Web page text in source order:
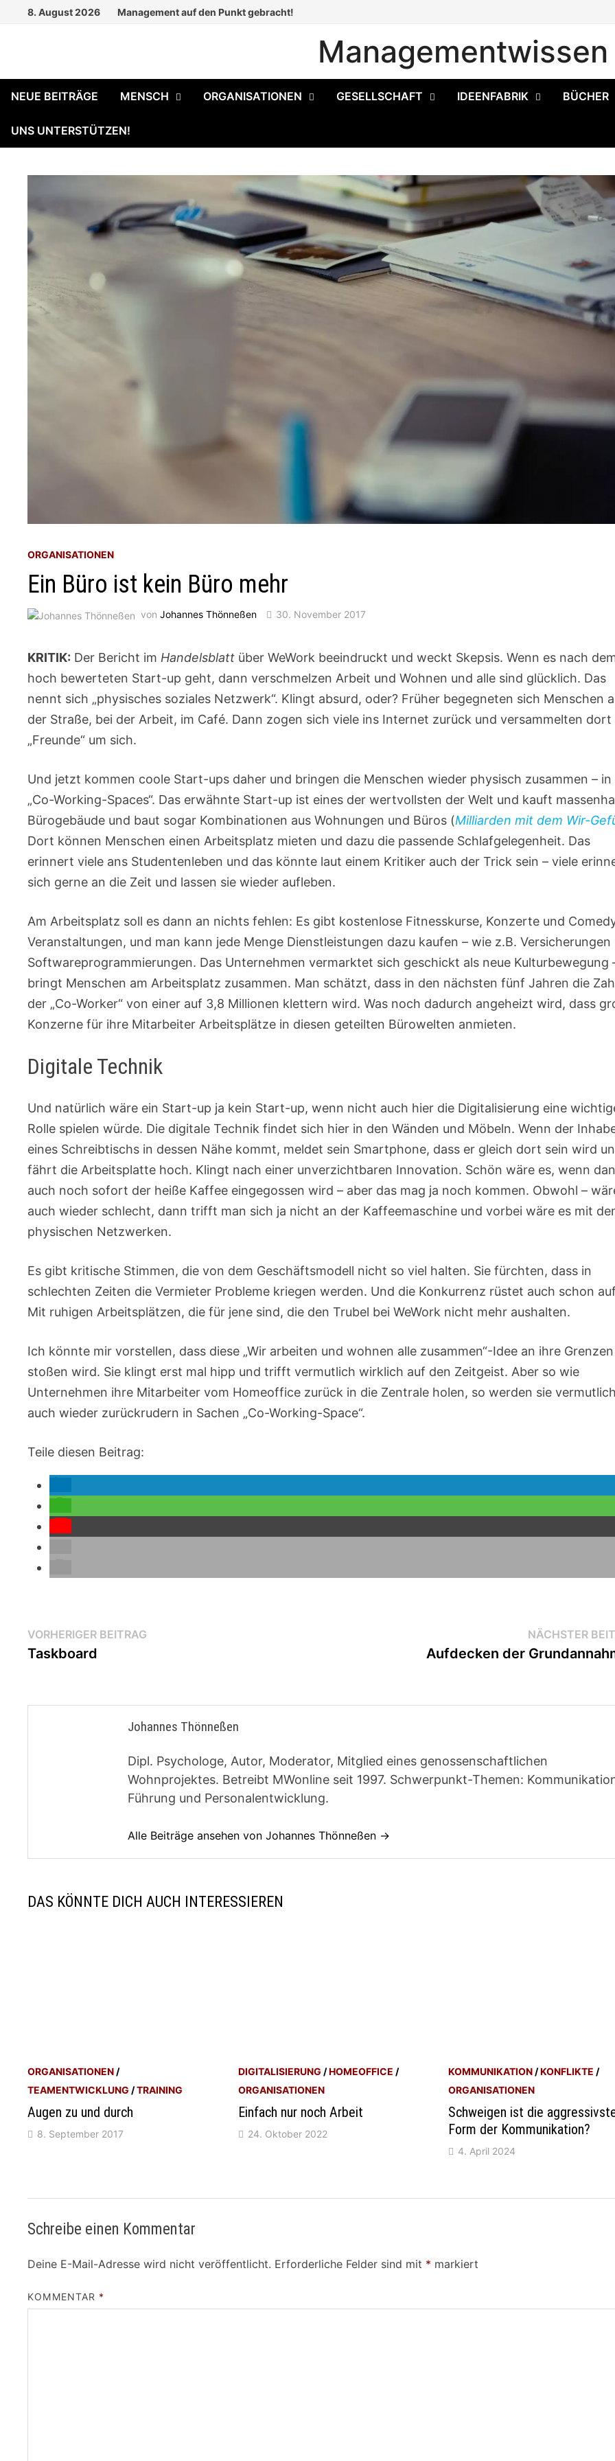
8. August 2026 Management auf den Punkt gebracht!
NEUE BEITRÄGE MENSCH ORGANISATIONEN GESELLSCHAFT IDEENFABRIK BÜCHER
UNS UNTERSTÜTZEN!
ORGANISATIONEN
Ein Büro ist kein Büro mehr
vonJohannes Thönneßen 30. November 2017
KRITIK: Der Bericht im Handelsblatt über WeWork beeindruckt und weckt Skepsis. Wenn es nach
hoch bewerteten Start-up geht, dann verschmelzen Arbeit und Wohnen und alle sind glücklich. Das
nennt sich „physisches soziales Netzwerk“. Klingt absurd, oder? Früher begegneten sich Menschen
der Straße, bei der Arbeit, im Café. Dann zogen sich viele ins Internet zurück und versammelten dort
„Freunde“ um sich.
Und jetzt kommen coole Start-ups daher und bringen die Menschen wieder physisch zusammen – in
„Co-Working-Spaces“. Das erwähnte Start-up ist eines der wertvollsten der Welt und kauft
Bürogebäude und baut sogar Kombinationen aus Wohnungen und Büros (Milliarden mit dem Wir-
Dort können Menschen einen Arbeitsplatz mieten und dazu die passende Schlafgelegenheit. Das
erinnert viele ans Studentenleben und das könnte laut einem Kritiker auch der Trick sein – viele
sich gerne an die Zeit und lassen sie wieder aufleben.
Am Arbeitsplatz soll es dann an nichts fehlen: Es gibt kostenlose Fitnesskurse, Konzerte und
Veranstaltungen, und man kann jede Menge Dienstleistungen dazu kaufen – wie z.B. Versicherungen
Softwareprogrammierungen. Das Unternehmen vermarktet sich geschickt als neue Kulturbewegung
bringt Menschen am Arbeitsplatz zusammen. Man schätzt, dass in den nächsten fünf Jahren die
der „Co-Worker“ von einer auf 3,8 Millionen klettern wird. Was noch dadurch angeheizt wird, dass
Konzerne für ihre Mitarbeiter Arbeitsplätze in diesen geteilten Bürowelten anmieten.
Digitale Technik
Und natürlich wäre ein Start-up ja kein Start-up, wenn nicht auch hier die Digitalisierung eine
Rolle spielen würde. Die digitale Technik findet sich hier in den Wänden und Möbeln. Wenn der
eines Schreibtischs in dessen Nähe kommt, meldet sein Smartphone, dass er gleich dort sein wird
fährt die Arbeitsplatte hoch. Klingt nach einer unverzichtbaren Innovation. Schön wäre es, wenn
auch noch sofort der heiße Kaffee eingegossen wird – aber das mag ja noch kommen. Obwohl –
auch wieder schlecht, dann trifft man sich ja nicht an der Kaffeemaschine und vorbei wäre es mit
physischen Netzwerken.
Es gibt kritische Stimmen, die von dem Geschäftsmodell nicht so viel halten. Sie fürchten, dass in
schlechten Zeiten die Vermieter Probleme kriegen werden. Und die Konkurrenz rüstet auch schon
Mit ruhigen Arbeitsplätzen, die für jene sind, die den Trubel bei WeWork nicht mehr aushalten.
Ich könnte mir vorstellen, dass diese „Wir arbeiten und wohnen alle zusammen“-Idee an ihre Grenzen
stoßen wird. Sie klingt erst mal hipp und trifft vermutlich wirklich auf den Zeitgeist. Aber so wie
Unternehmen ihre Mitarbeiter vom Homeoffice zurück in die Zentrale holen, so werden sie
auch wieder zurückrudern in Sachen „Co-Working-Space“.
Teile diesen Beitrag:
Beitragsnavigation
VORHERIGER BEITRAG
Taskboard
NÄCHSTER
Aufdecken der
Johannes Thönneßen
Dipl. Psychologe, Autor, Moderator, Mitglied eines genossenschaftlichen
Wohnprojektes. Betreibt MWonline seit 1997. Schwerpunkt-Themen:
Führung und Personalentwicklung.
Alle Beiträge ansehen von Johannes Thönneßen →
DAS KÖNNTE DICH AUCH INTERESSIEREN
ORGANISATIONEN /
TEAMENTWICKLUNG /TRAINING
Augen zu und durch
8. September 2017
DIGITALISIERUNG /HOMEOFFICE /
ORGANISATIONEN
Einfach nur noch Arbeit
24. Oktober 2022
KOMMUNIKATION /KONFLIKTE /
ORGANISATIONEN
Schweigen ist die
Form der Kommunikation?
4. April 2024
Schreibe einen Kommentar
Deine E-Mail-Adresse wird nicht veröffentlicht. Erforderliche Felder sind mit * markiert
KOMMENTAR *